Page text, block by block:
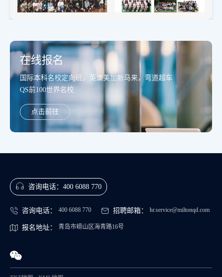
在线报名
国际本科名校定向班，英澳美加新马来，弯道超车
QS前100世界名校
点击前往
咨询电话： 400 6088 770
咨询电话： 400 6088 770 招聘邮箱： hr.service@miltonqd.com
报名地址： 青岛市崂山区海青路16号